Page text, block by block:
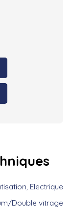
Electrique
Double vitrage